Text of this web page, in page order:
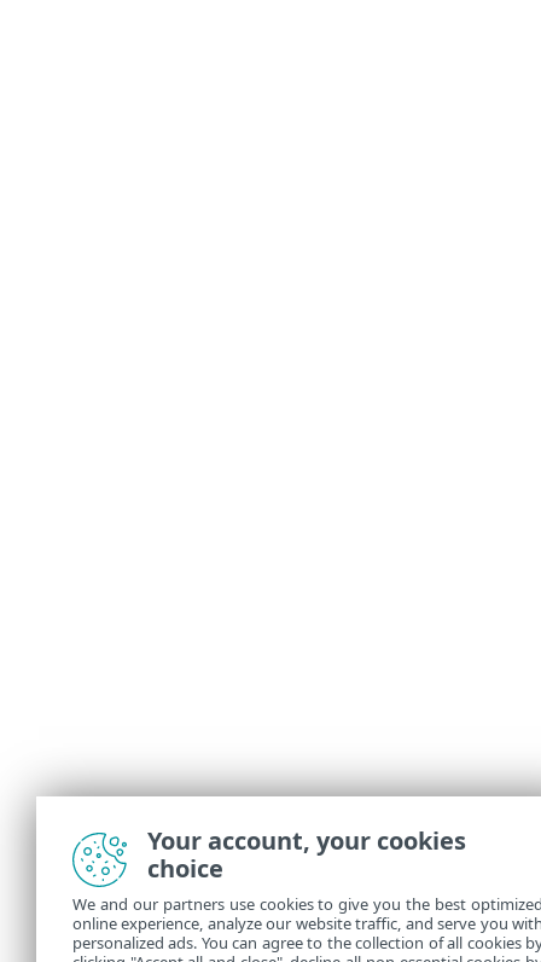
Your account, your cookies
choice
We and our partners use cookies to give you the best
online experience, analyze our website traffic, and serve you
personalized ads. You can agree to the collection of all cookies